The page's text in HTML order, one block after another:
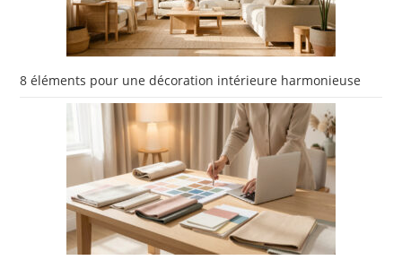
8 éléments pour une décoration intérieure harmonieuse